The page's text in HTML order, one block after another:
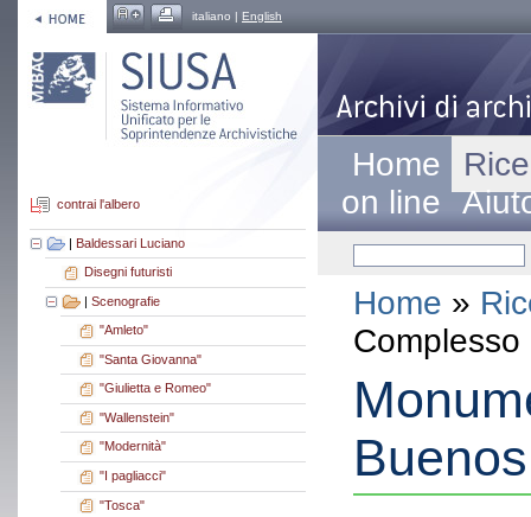
italiano | English
contrai l'albero
| Baldessari Luciano
Disegni futuristi
| Scenografie
"Amleto"
"Santa Giovanna"
"Giulietta e Romeo"
"Wallenstein"
"Modernità"
"I pagliacci"
"Tosca"
Home
on line
Home »